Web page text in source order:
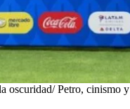
oscuridad/ Petro, cinismo y